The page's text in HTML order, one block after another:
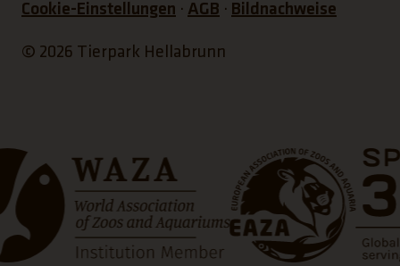
Cookie-Einstellungen
AGB Bildnachweise
© 2026 Tierpark Hellabrunn